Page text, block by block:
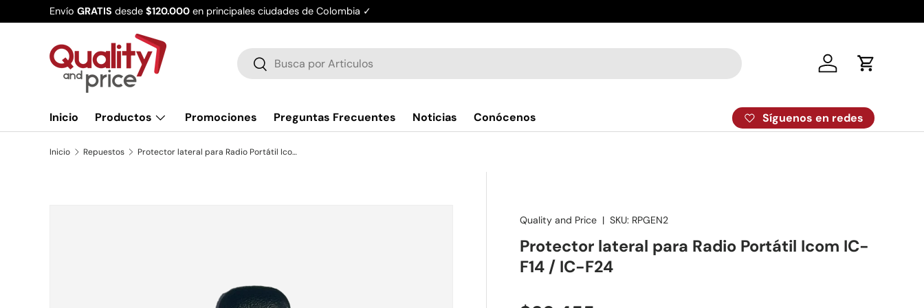
Ir al contenido
Envío GRATIS desde $120.000 en principales ciudades de Colombia ✓
Buscar
Buscar Iniciar sesión
Carrito
Inicio Productos Promociones Preguntas Frecuentes Noticias Conócenos Síguenos en redes
Inicio Repuestos Protector lateral para Radio Portátil Icom IC-F14 / IC-F24
Quality and Price | SKU: RPGEN2
Protector lateral para Radio Portátil Icom IC-
F14 / IC-F24